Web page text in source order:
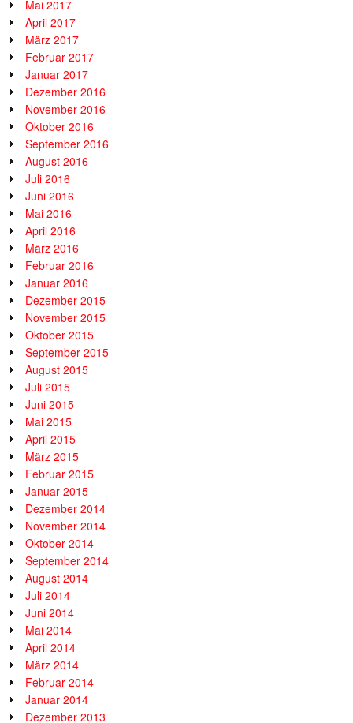
Mai 2017
April 2017
März 2017
Februar 2017
Januar 2017
Dezember 2016
November 2016
Oktober 2016
September 2016
August 2016
Juli 2016
Juni 2016
Mai 2016
April 2016
März 2016
Februar 2016
Januar 2016
Dezember 2015
November 2015
Oktober 2015
September 2015
August 2015
Juli 2015
Juni 2015
Mai 2015
April 2015
März 2015
Februar 2015
Januar 2015
Dezember 2014
November 2014
Oktober 2014
September 2014
August 2014
Juli 2014
Juni 2014
Mai 2014
April 2014
März 2014
Februar 2014
Januar 2014
Dezember 2013